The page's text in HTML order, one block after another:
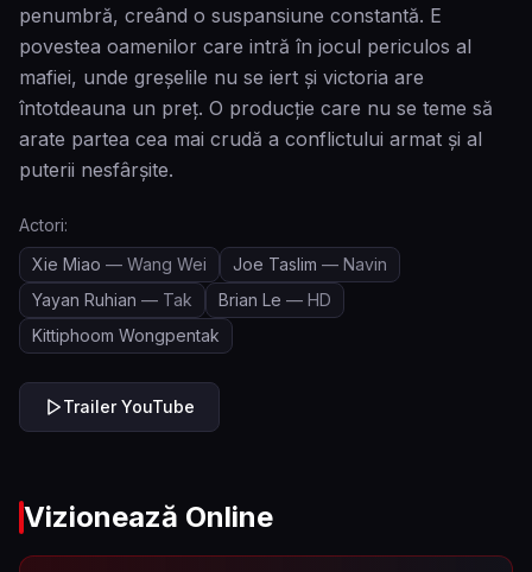
penumbră, creând o suspansiune constantă. E
povestea oamenilor care intră în jocul periculos al
mafiei, unde greșelile nu se iert și victoria are
întotdeauna un preț. O producție care nu se teme să
arate partea cea mai crudă a conflictului armat și al
puterii nesfârșite.
Actori:
Xie Miao — Wang Wei Joe Taslim — Navin
Yayan Ruhian — Tak Brian Le — HD
Kittiphoom Wongpentak
Trailer YouTube
Vizionează Online